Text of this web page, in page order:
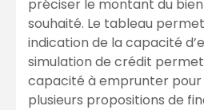
préciser le montant du
souhaité. Le tableau
indication de la capacité
simulation de crédit
capacité à emprunter
plusieurs propositions de